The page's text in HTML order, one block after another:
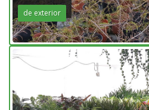
de exterior